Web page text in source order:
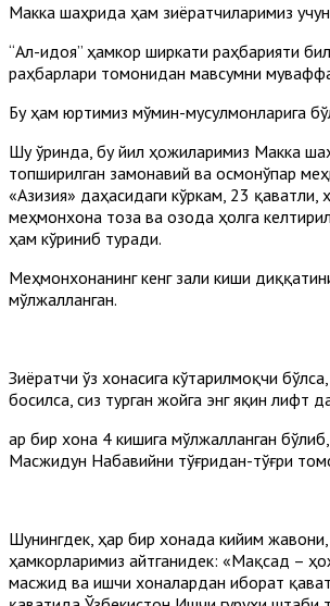
Макка шаҳрида ҳам зиёратчиларимиз
“Ал-Ҳидоя” ҳамкор ширкати раҳбарияти
раҳбарлари томонидан мавсумни
Бу ҳам юртимиз мўмин-мусулмонларига
Шу ўринда, бу йил ҳожиларимиз Макка
топширилган замонавий ва осмонўпар
«Азизия» даҳасидаги кўркам, 23
меҳмонхона тоза ва озода ҳолга
ҳам кўриниб туради.
Меҳмонхонанинг кенг зали киши
мўлжалланган.
Зиёратчи ўз хонасига кўтарилмоқчи
босилса, сиз турган жойга энг яқин лифт
Ҳар бир хона 4 кишига мўлжалланган
Масжидун Набавийни тўғридан-тўғри
Шунингдек, ҳар бир хонада кийим жавони,
ҳамкорларимиз айтганидек: «Мақсад –
масжид ва ишчи хоналардан иборат